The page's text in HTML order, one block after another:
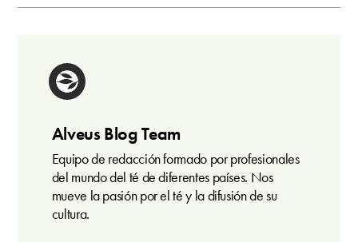
Alveus Blog Team
Equipo de redacción formado por profesionales
del mundo del té de diferentes países. Nos
mueve la pasión por el té y la difusión de su
cultura.